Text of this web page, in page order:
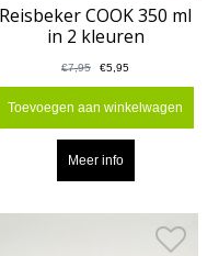
Reisbeker COOK 350 ml
in 2 kleuren
€7,95 €5,95
Toevoegen aan winkelwagen
Meer info